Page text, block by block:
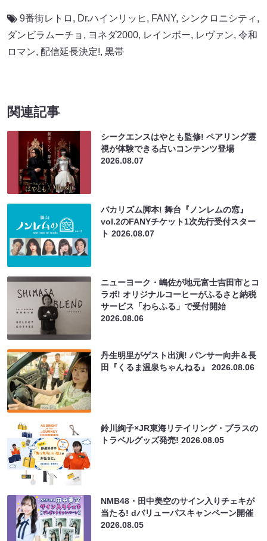
9番街レトロ , Dr.ハインリッヒ , FANY, シンクロニシティ ,
ダンビラムーチョ , ヨネダ2000, レインボー, レヴァン, 令和
ロマン, 配信延長決定!, 黒帯
関連記事
シークエンスはやとも監修! ペアリング霊
視が体験できる占いコンテンツ登場
2026.08.07
バカリズム脚本! 舞台『ノンレムの窓』
vol.2のFANYチケット1次先行受付スター
ト2026.08.07
ニューヨーク・嶋佐が地元富士吉田市とコ
ラボ! オリジナルコーヒーがふるさと納税
サービス「わらふる」で受付開始
2026.08.06
丹生明里がゲスト出演! パンサー向井＆長
田『くるま温泉ちゃんねる』2026.08.06
鈴川絢子×JR東海リテイリング・プラスの
トラベルグッズ発売!2026.08.05
NMB48・田中美空のサイン入りチェキが
当たる! dバリューパスキャンペーン開催
2026.08.05